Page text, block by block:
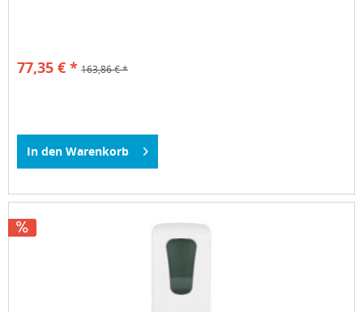
77,35 € * 163,86 € *
In den Warenkorb